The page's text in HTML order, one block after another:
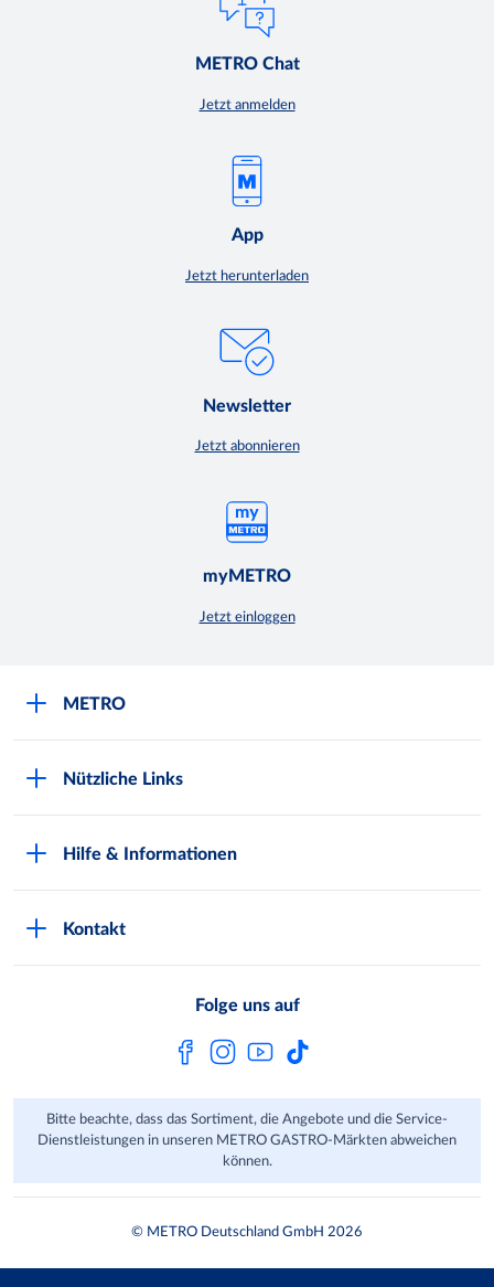
METRO Chat
Jetzt anmelden
App
Jetzt herunterladen
Newsletter
Jetzt abonnieren
myMETRO
Jetzt einloggen
METRO
Presse
Nützliche Links
Hilfe & Informationen
Kundenfeedback
Kontakt
Folge uns auf
Bitte beachte, dass das Sortiment, die Angebote und die Service-
Dienstleistungen in unseren METRO GASTRO-Märkten abweichen
können.
© METRO Deutschland GmbH 2026